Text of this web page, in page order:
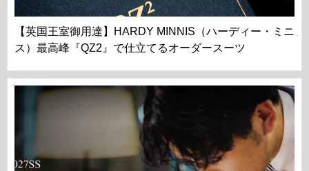
【英国王室御用達】HARDY MINNIS（ハーディー・ミニ
ス）最高峰『QZ2』で仕立てるオーダースーツ